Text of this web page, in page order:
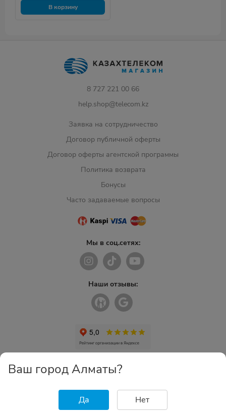
В корзину
8 727 221 00 66
help.shop@telecom.kz
Заявка на сотрудничество
Договор публичной оферты
Договор оферты агентской программы
Политика возврата
Бонусы
Часто задаваемые вопросы
Мы в соц.сетях:
Наши отзывы:
Ваш город Алматы?
Да Нет